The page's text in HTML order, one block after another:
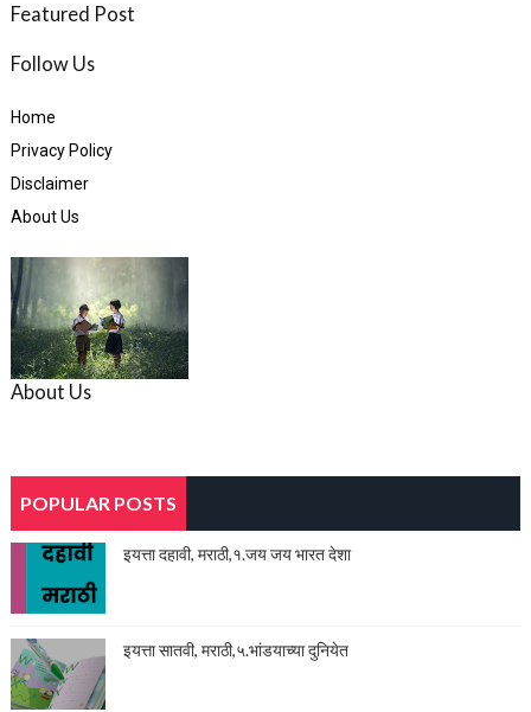
Featured Post
Follow Us
Home
Privacy Policy
Disclaimer
About Us
About Us
POPULAR POSTS
इयत्ता दहावी, मराठी,१.जय जय भारत देशा
इयत्ता सातवी, मराठी,५.भांडयाच्या दुनियेत